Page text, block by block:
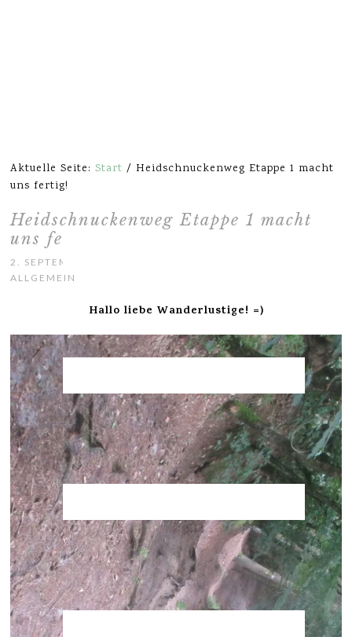
Aktuelle Seite:Start / Heidschnuckenweg Etappe 1 macht
uns fertig!
Heidschnuckenweg Etappe 1 macht
uns fertig!
2. SEPTEMBER 2014
ALLGEMEIN
Hallo liebe Wanderlustige! =)